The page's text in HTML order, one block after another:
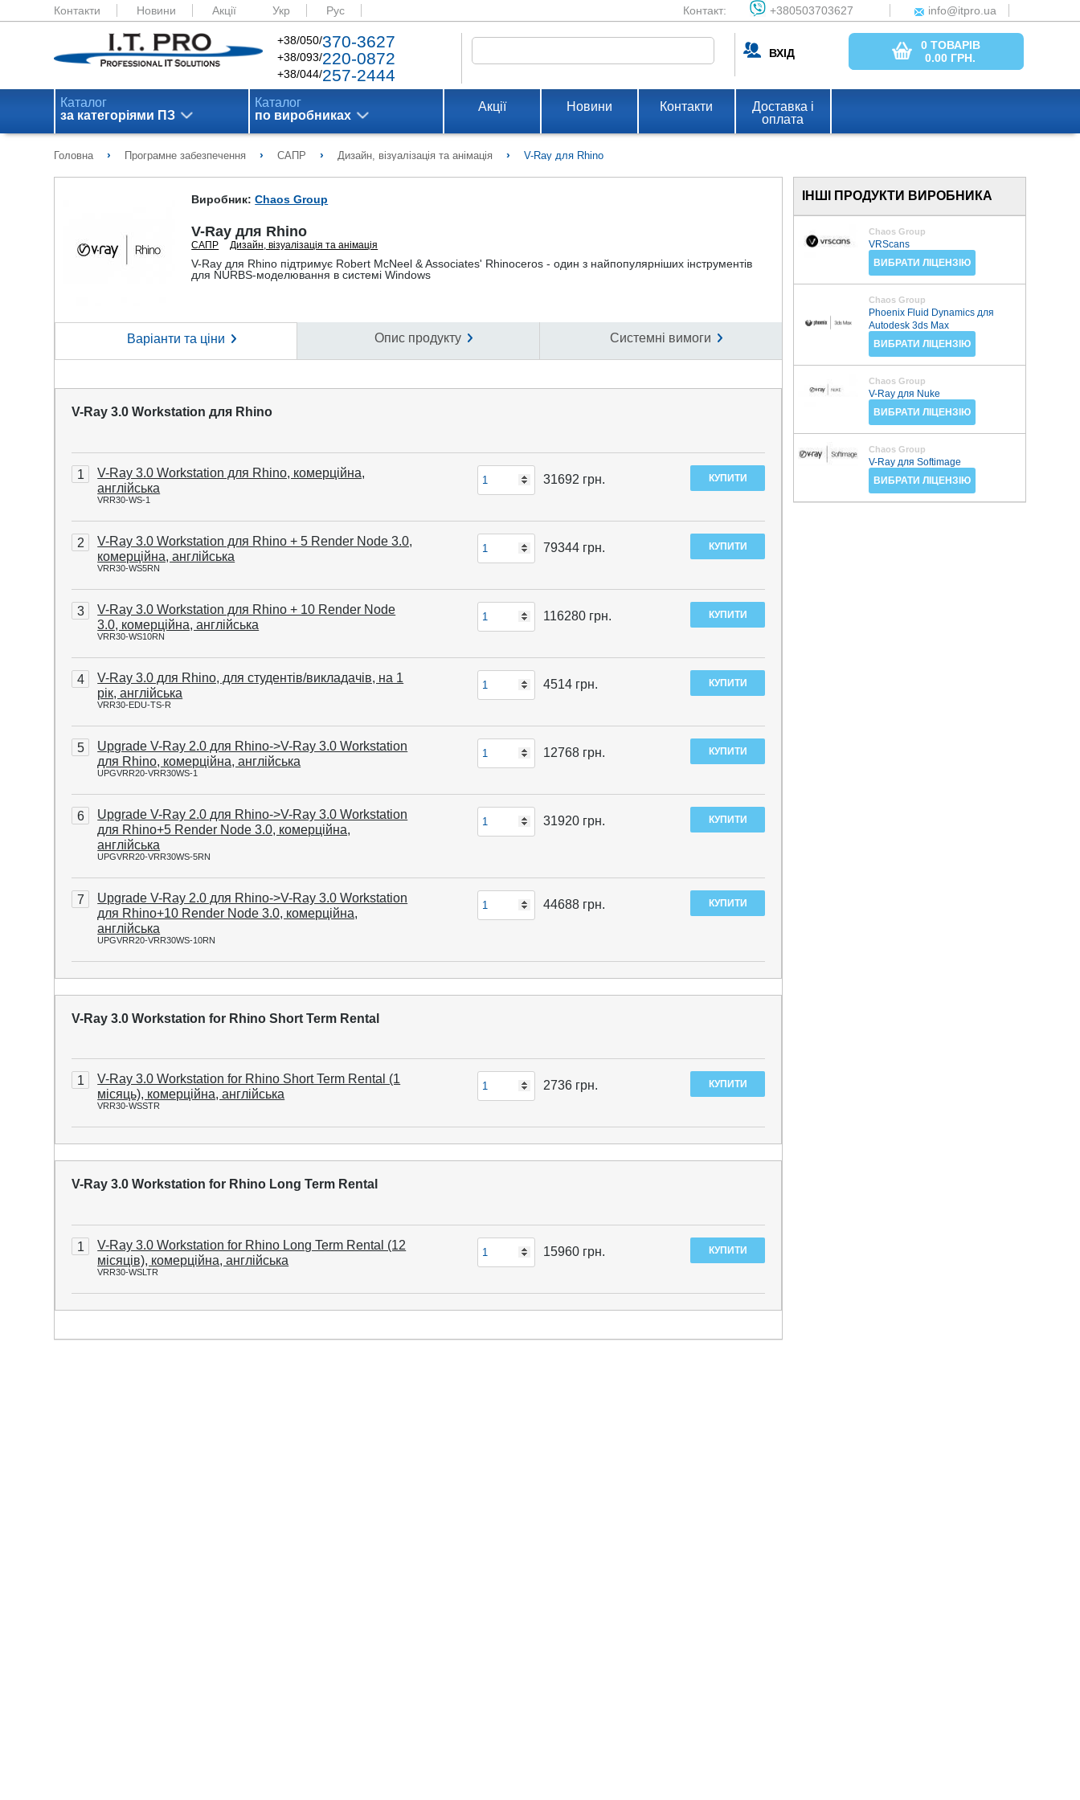
Контакти Новини Акції Укр Рус Контакт: +380503703627 info@itpro.ua
+38/050/370-3627
+38/093/220-0872
+38/044/257-2444
ВХІД
0 ТОВАРІВ
0.00 ГРН.
Каталог
за категоріями ПЗ
Каталог
по виробниках
Акції Новини Контакти
Доставка і
оплата
Головна › Програмне забезпечення › САПР › Дизайн, візуалізація та анімація › V-Ray для Rhino
Виробник:Chaos Group
V-Ray для Rhino
САПР Дизайн, візуалізація та анімація
V-Ray для Rhino підтримує Robert McNeel & Associates' Rhinoceros - один з найпопулярніших інструментів
для NURBS-моделювання в системі Windows
Варіанти та ціни Опис продукту Системні вимоги
V-Ray 3.0 Workstation для Rhino
1
V-Ray 3.0 Workstation для Rhino, комерційна,
англійська
VRR30-WS-1
31692 грн.
2
V-Ray 3.0 Workstation для Rhino + 5 Render Node 3.0,
комерційна, англійська
VRR30-WS5RN
79344грн.
3
V-Ray 3.0 Workstation для Rhino + 10 Render Node
3.0, комерційна, англійська
VRR30-WS10RN
116280грн.
4
V-Ray 3.0 для Rhino, для студентів/викладачів, на 1
рік, англійська
VRR30-EDU-TS-R
4514грн.
5
Upgrade V-Ray 2.0 для Rhino->V-Ray 3.0 Workstation
для Rhino, комерційна, англійська
UPGVRR20-VRR30WS-1
12768грн.
6
Upgrade V-Ray 2.0 для Rhino->V-Ray 3.0 Workstation
для Rhino+5 Render Node 3.0, комерційна,
англійська
UPGVRR20-VRR30WS-5RN
31920грн.
7
Upgrade V-Ray 2.0 для Rhino->V-Ray 3.0 Workstation
для Rhino+10 Render Node 3.0, комерційна,
англійська
UPGVRR20-VRR30WS-10RN
44688грн.
V-Ray 3.0 Workstation for Rhino Short Term Rental
1
V-Ray 3.0 Workstation for Rhino Short Term Rental (1
місяць), комерційна, англійська
VRR30-WSSTR
2736грн.
V-Ray 3.0 Workstation for Rhino Long Term Rental
1
V-Ray 3.0 Workstation for Rhino Long Term Rental (12
місяців), комерційна, англійська
VRR30-WSLTR
15960грн.
ІНШІ ПРОДУКТИ ВИРОБНИКА
Chaos Group
VRScans
ВИБРАТИ ЛІЦЕНЗІЮ
Chaos Group
Phoenix Fluid Dynamics для
Autodesk 3ds Max
ВИБРАТИ ЛІЦЕНЗІЮ
Chaos Group
V-Ray для Nuke
ВИБРАТИ ЛІЦЕНЗІЮ
Chaos Group
V-Ray для Softimage
ВИБРАТИ ЛІЦЕНЗІЮ